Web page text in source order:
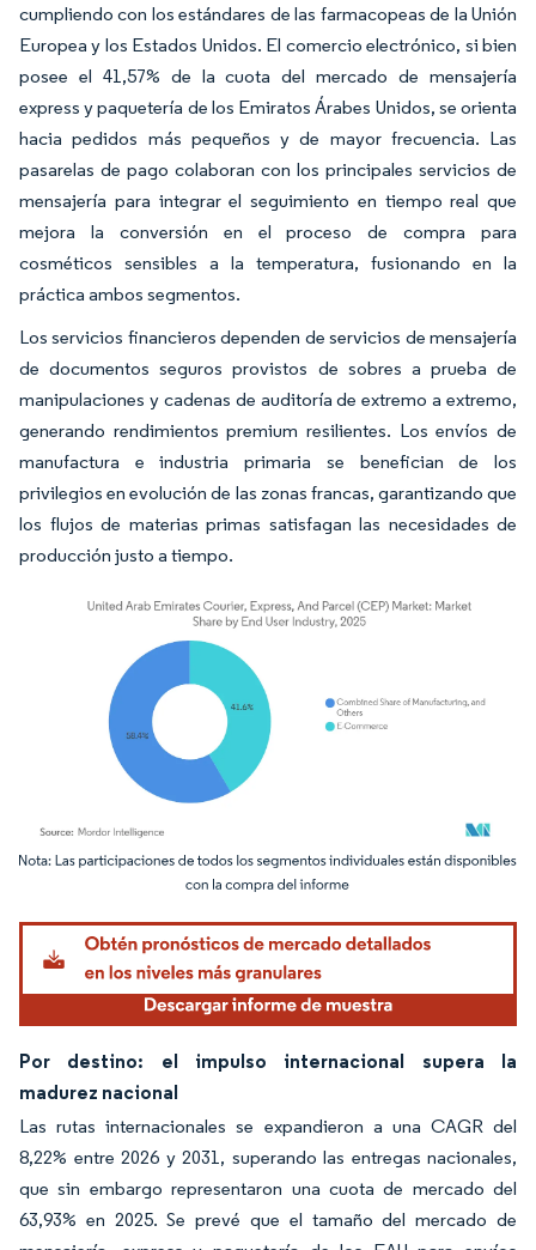
cumpliendo con los estándares de las farmacopeas de la Unión
Europea y los Estados Unidos. El comercio electrónico, si bien
posee el 41,57% de la cuota del mercado de mensajería
express y paquetería de los Emiratos Árabes Unidos, se orienta
hacia pedidos más pequeños y de mayor frecuencia. Las
pasarelas de pago colaboran con los principales servicios de
mensajería para integrar el seguimiento en tiempo real que
mejora la conversión en el proceso de compra para
cosméticos sensibles a la temperatura, fusionando en la
práctica ambos segmentos.
Los servicios financieros dependen de servicios de mensajería
de documentos seguros provistos de sobres a prueba de
manipulaciones y cadenas de auditoría de extremo a extremo,
generando rendimientos premium resilientes. Los envíos de
manufactura e industria primaria se benefician de los
privilegios en evolución de las zonas francas, garantizando que
los flujos de materias primas satisfagan las necesidades de
producción justo a tiempo.
Imagen © Mordor Intelligence. El uso requiere atribución según CC BY 4.0.
Por destino: el impulso internacional supera la
madurez nacional
Las rutas internacionales se expandieron a una CAGR del
8,22% entre 2026 y 2031, superando las entregas nacionales,
que sin embargo representaron una cuota de mercado del
63,93% en 2025. Se prevé que el tamaño del mercado de